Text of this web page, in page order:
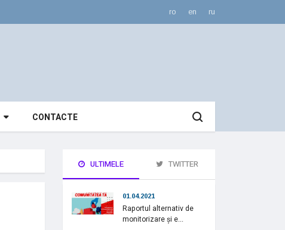
ro en ru
CONTACTE
ULTIMELE TWITTER
01.04.2021
Raportul alternativ de
monitorizare și e...